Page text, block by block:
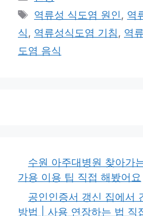
테
고
리
태
그
역류성 식도염 원인 , 역
식 , 역류성식도염 기침 , 역
도염 음식
수원 아주대병원 찾아가
가용 이용 팁 직접 해봤어요
공인인증서 갱신 집에서
방법 | 사용 연장하는 법 직